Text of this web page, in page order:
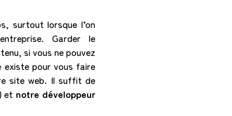
surtout lorsque l’on
Garder le
si vous ne pouvez
existe pour vous faire
site web. Il suffit de
et notre développeur